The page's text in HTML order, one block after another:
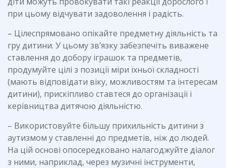
при цьому відчувати задоволення і радість.
– Цілеспрямовано опікайте предметну діяльність та
гру дитини. У цьому зв’язку забезпечіть виважене
ставлення до добору іграшок та предметів,
продумуйте цілі з позиції міри їхньої складності
(мають відповідати віку, можливостям та інтересам
дитини), прискіпливо ставтеся до організації і
керівництва дитячою діяльністю.
– Використовуйте більшу прихильність дитини з
аутизмом у ставленні до предметів, ніж до людей.
На цій основі опосередковано налагоджуйте діалог
з ними, наприклад, через музичні інструменти,